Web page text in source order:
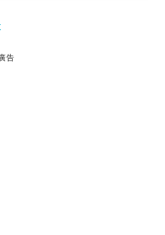
告